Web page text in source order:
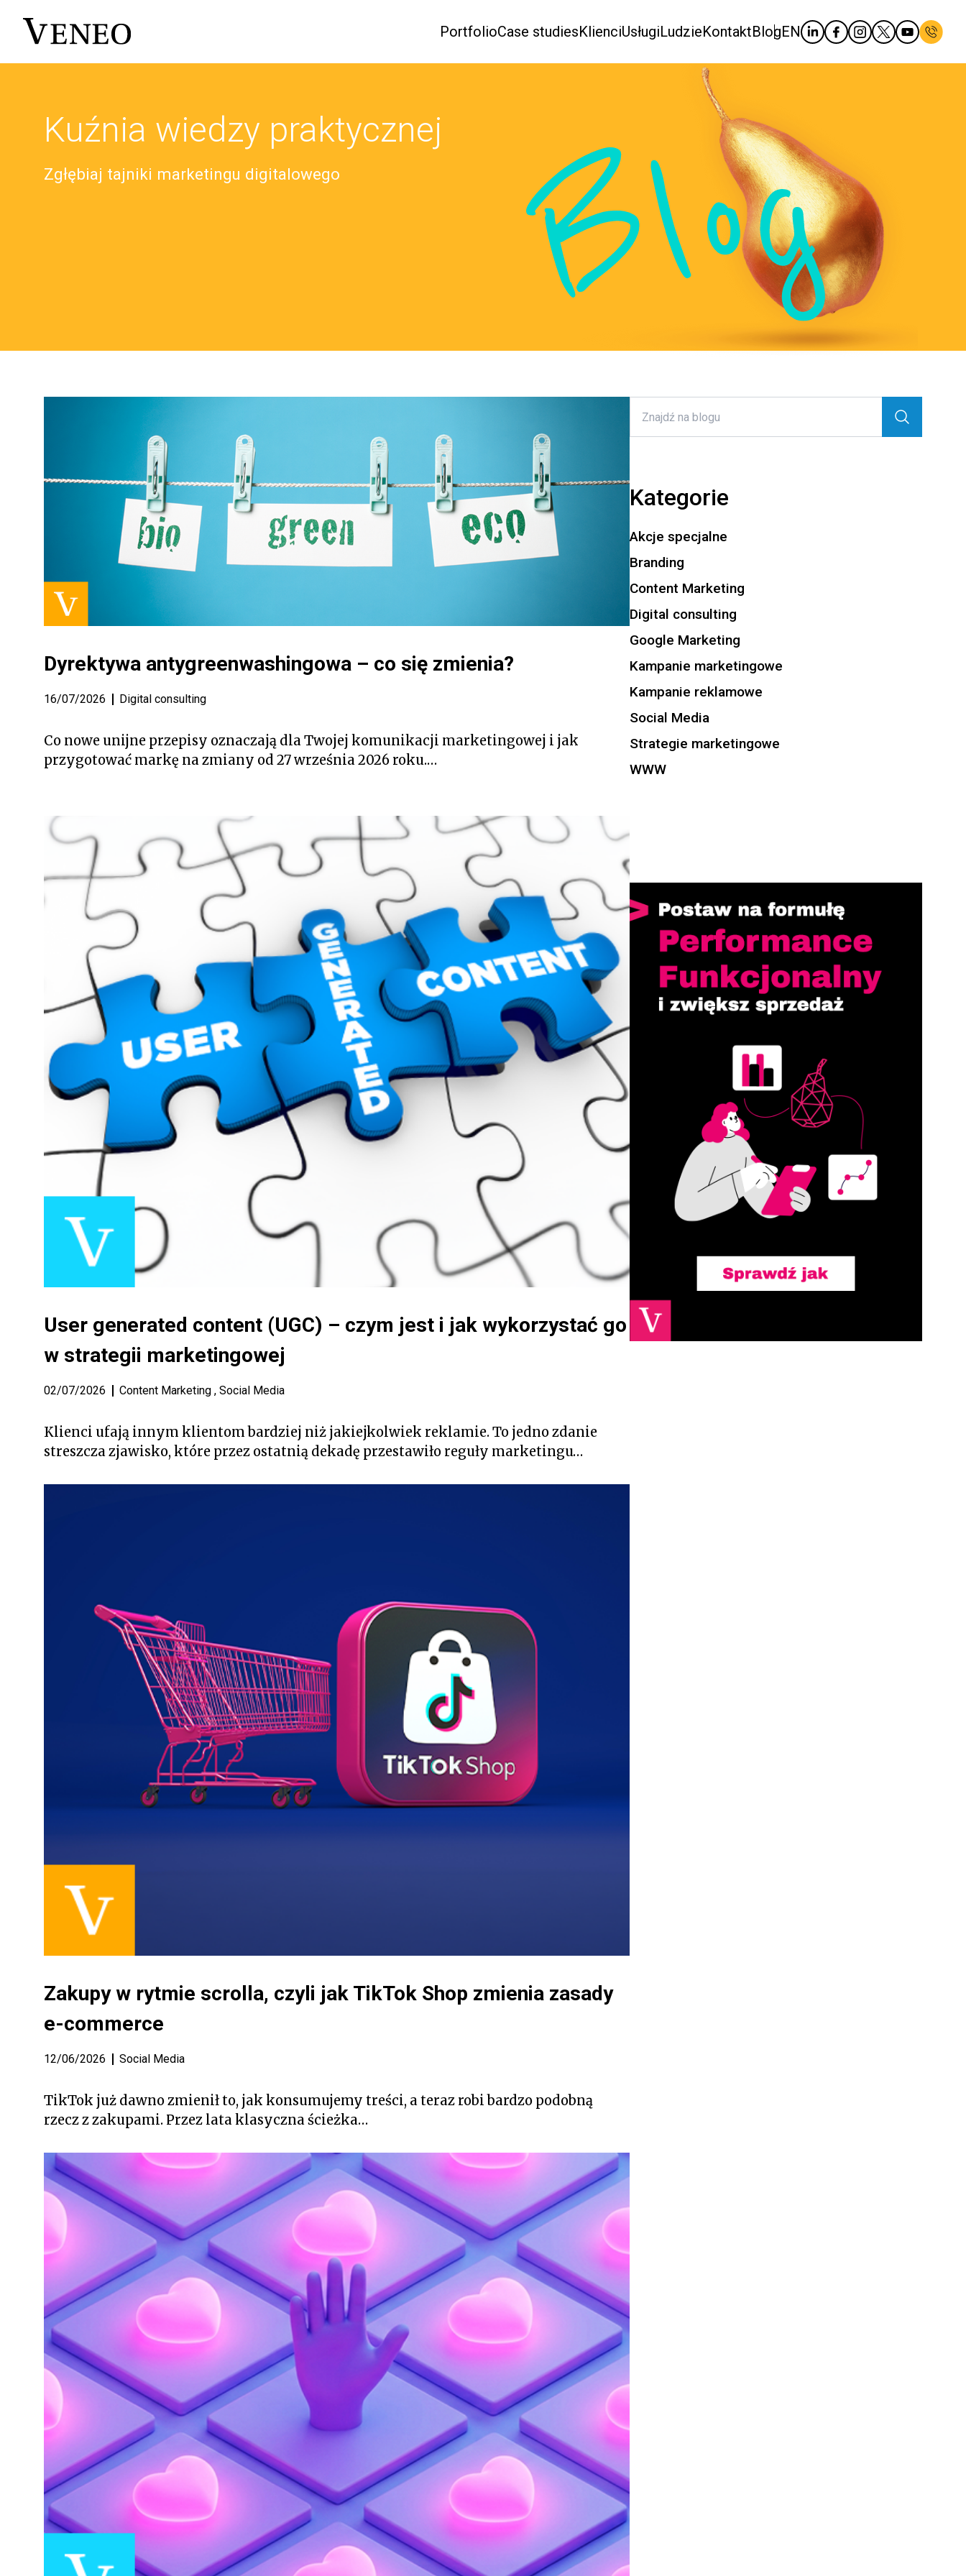
PortfolioCase studiesKlienciUsługiLudzieKontaktBlogEN
Kuźnia wiedzy praktycznej
Zgłębiaj tajniki marketingu digitalowego Blog
Dyrektywa antygreenwashingowa – co się zmienia?
16/07/2026 Digital consulting
Co nowe unijne przepisy oznaczają dla Twojej komunikacji marketingowej i jak
przygotować markę na zmiany od 27 września 2026 roku.…
User generated content (UGC) – czym jest i jak wykorzystać go
w strategii marketingowej
02/07/2026 Content Marketing,Social Media
Klienci ufają innym klientom bardziej niż jakiejkolwiek reklamie. To jedno zdanie
streszcza zjawisko, które przez ostatnią dekadę przestawiło reguły marketingu…
Zakupy w rytmie scrolla, czyli jak TikTok Shop zmienia zasady
e-commerce
12/06/2026 Social Media
TikTok już dawno zmienił to, jak konsumujemy treści, a teraz robi bardzo podobną
rzecz z zakupami. Przez lata klasyczna ścieżka…
Kategorie
Akcje specjalne
Branding
Content Marketing
Digital consulting
Google Marketing
Kampanie marketingowe
Kampanie reklamowe
Social Media
Strategie marketingowe
WWW